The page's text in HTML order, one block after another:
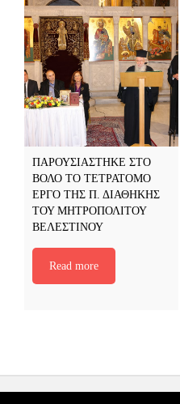
ΠΑΡΟΥΣΙΑΣΤΗΚΕ ΣΤΟ
ΒΟΛΟ ΤΟ ΤΕΤΡΑΤΟΜΟ
ΕΡΓΟ ΤΗΣ Π. ΔΙΑΘΗΚΗΣ
ΤΟΥ ΜΗΤΡΟΠΟΛΙΤΟΥ
ΒΕΛΕΣΤΙΝΟΥ
Read more